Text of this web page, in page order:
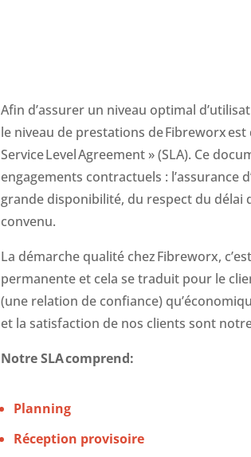
Afin d’assurer un niveau optimal
le niveau de prestations deFibreworxest
ServiceLevelAgreement » (SLA). Ce
engagements contractuels : l’assurance
grande disponibilité, du respect du délai
convenu.
La démarche qualité chezFibreworx,
permanente et cela se traduit pour le
(une relation de confiance)
et la satisfaction de nos clients sont
Notre SLAcomprend:
Planning
Réception provisoire